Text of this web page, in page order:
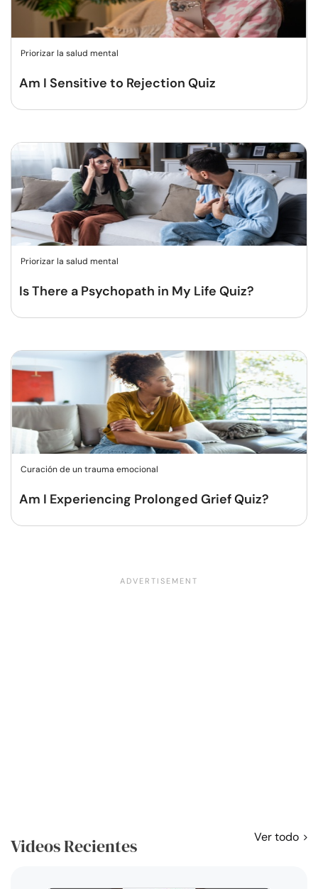
Priorizar la salud mental
Am I Sensitive to Rejection Quiz
Priorizar la salud mental
Is There a Psychopath in My Life Quiz?
Curación de un trauma emocional
Am I Experiencing Prolonged Grief Quiz?
Videos Recientes Ver todo